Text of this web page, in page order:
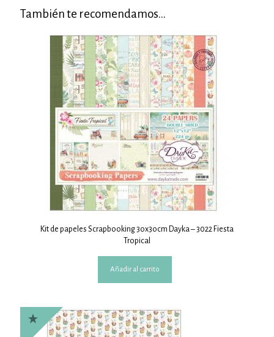
También te recomendamos…
Kit de papeles Scrapbooking 3ox3ocm Dayka – 3022 Fiesta
Tropical
Añadir al carrito